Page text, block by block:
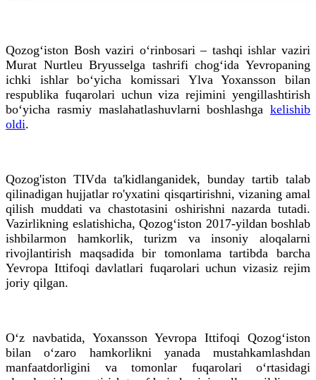
Qozog‘iston Bosh vaziri o‘rinbosari – tashqi ishlar vaziri
Murat Nurtleu Bryusselga tashrifi chog‘ida Yevropaning
ichki ishlar bo‘yicha komissari Ylva Yoxansson bilan
respublika fuqarolari uchun viza rejimini yengillashtirish
bo‘yicha rasmiy maslahatlashuvlarni boshlashga kelishib
oldi.
Qozog'iston TIVda ta'kidlanganidek, bunday tartib talab
qilinadigan hujjatlar ro'yxatini qisqartirishni, vizaning amal
qilish muddati va chastotasini oshirishni nazarda tutadi.
Vazirlikning eslatishicha, Qozog‘iston 2017-yildan boshlab
ishbilarmon hamkorlik, turizm va insoniy aloqalarni
rivojlantirish maqsadida bir tomonlama tartibda barcha
Yevropa Ittifoqi davlatlari fuqarolari uchun vizasiz rejim
joriy qilgan.
Oʻz navbatida, Yoxansson Yevropa Ittifoqi Qozogʻiston
bilan oʻzaro hamkorlikni yanada mustahkamlashdan
manfaatdorligini va tomonlar fuqarolari oʻrtasidagi